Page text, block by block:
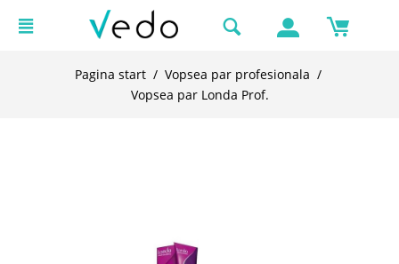
Pagina start / Vopsea par profesionala /
Vopsea par Londa Prof.